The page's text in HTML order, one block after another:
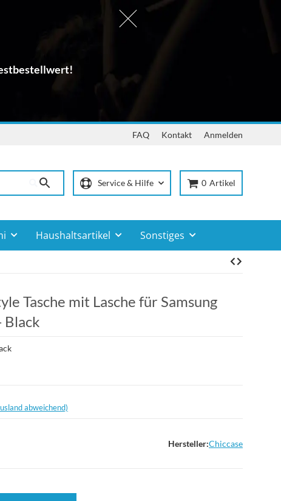
FAQ Kontakt Anmelden
Service & Hilfe 0 Artikel
Haushaltsartikel Sonstiges
Tasche mit Lasche für Samsung
Black
abweichend)
Hersteller:Chiccase